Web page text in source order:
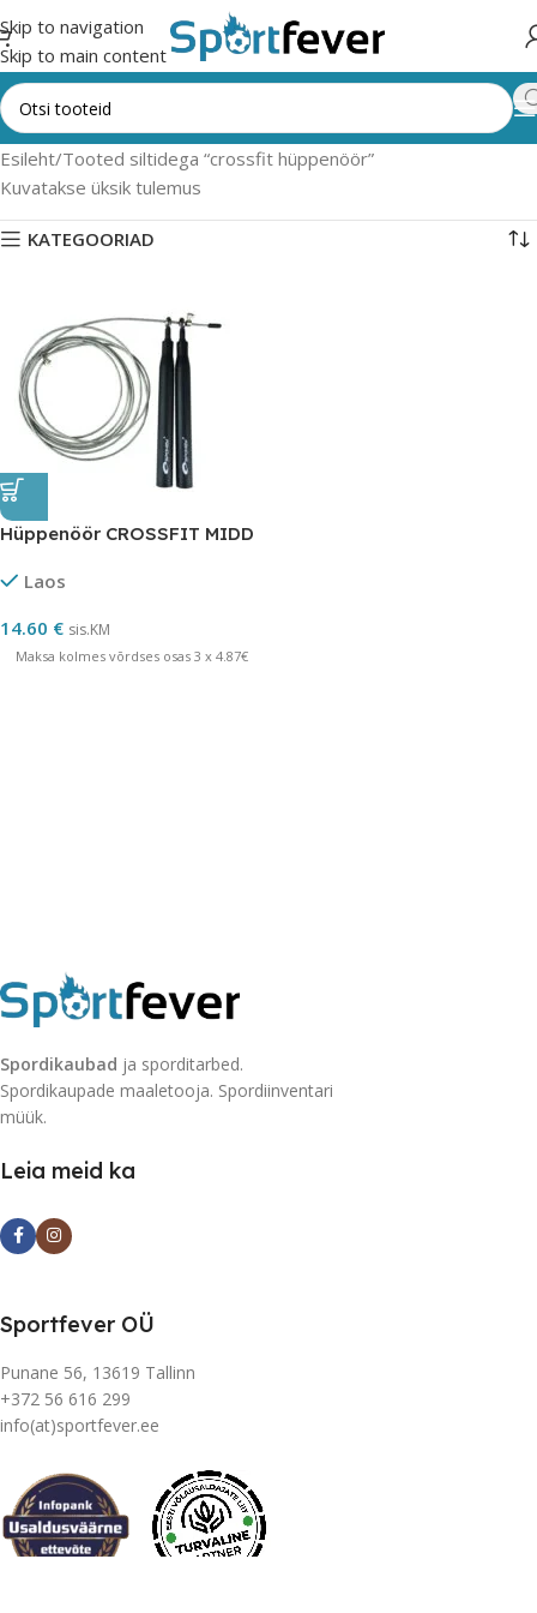
Skip to navigation
Skip to main content
Esileht Tooted siltidega “crossfit hüppenöör”
Kuvatakse üksik tulemus
KATEGOORIAD
Hüppenöör CROSSFIT MIDD
Laos
14.60 € sis.KM
Maksa kolmes võrdses osas 3 x 4.87€
Spordikaubad ja sporditarbed.
Spordikaupade maaletooja. Spordiinventari
müük.
Leia meid ka
Sportfever OÜ
Punane 56, 13619 Tallinn
+372 56 616 299
info(at)sportfever.ee